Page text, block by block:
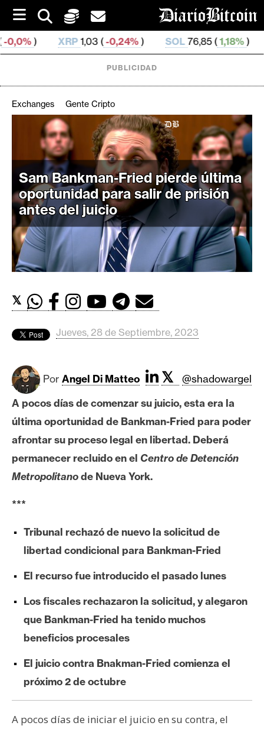
i
p
t
o
1,03 ( -0,24%) SOL76,85 ( 1,18%) TRX0,329
C
r
i
p
t
o
M
e
r
c
d
o
s
i
c
o
i
n
r
e
m
I
A
A
PUBLICIDAD
Exchanges Gente Cripto
Sam Bankman-Fried pierde última
oportunidad para salir de prisión
antes del juicio
𝕏
Jueves, 28 de Septiembre, 2023
Por Angel Di Matteo 𝕏
@shadowargel
A pocos días de comenzar su juicio, esta era la
última oportunidad de Bankman-Fried para poder
afrontar su proceso legal en libertad. Deberá
permanecer recluido en el Centro de Detención
Metropolitanode Nueva York.
***
Tribunal rechazó de nuevo la solicitud de
libertad condicional para Bankman-Fried
El recurso fue introducido el pasado lunes
Los fiscales rechazaron la solicitud, y alegaron
que Bankman-Fried ha tenido muchos
beneficios procesales
El juicio contra Bnakman-Fried comienza el
próximo 2 de octubre
A pocos días de iniciar el juicio en su contra, el